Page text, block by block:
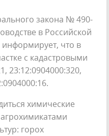
закона № 490-
в Российской
что в
с кадастровыми
23:12:0904000:320,
химические
горох